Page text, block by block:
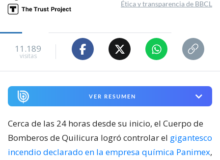
Ética y transparencia de BBCL
11.189
visitas
VER RESUMEN
Cerca de las 24 horas desde su inicio, el Cuerpo de
Bomberos de Quilicura logró controlar el gigantesco
incendio declarado en la empresa química Panimex,